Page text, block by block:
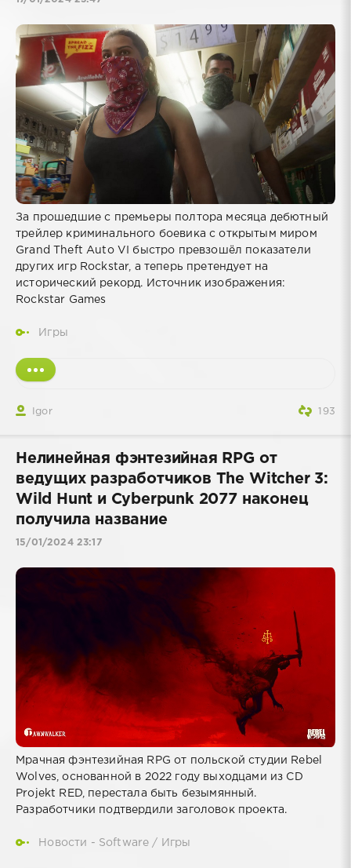
За прошедшие с премьеры полтора месяца дебютный
трейлер криминального боевика с открытым миром
Grand Theft Auto VI быстро превзошёл показатели
других игр Rockstar, а теперь претендует на
исторический рекорд. Источник изображения:
Rockstar Games
Игры
Igor 193
Нелинейная фэнтезийная RPG от
ведущих разработчиков The Witcher 3:
Wild Hunt и Cyberpunk 2077 наконец
получила название
15/01/2024 23:17
Мрачная фэнтезийная RPG от польской студии Rebel
Wolves, основанной в 2022 году выходцами из CD
Projekt RED, перестала быть безымянный.
Разработчики подтвердили заголовок проекта.
Новости - Software / Игры